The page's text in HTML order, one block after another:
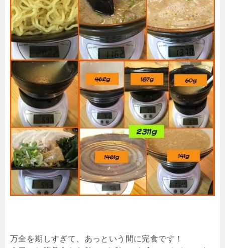
万全を期しすぎて、あっという間に完食です！